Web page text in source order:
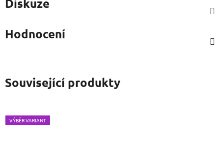
Hodnocení
Související produkty
VÝBĚR VARIANT